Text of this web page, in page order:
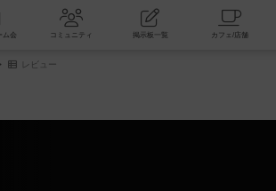
ボードゲーム会 コミュニティ 掲示板一覧
レビュー